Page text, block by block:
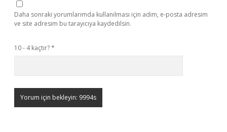
Daha sonraki yorumlarımda kullanılması için adım, e-posta adresim
ve site adresim bu tarayıcıya kaydedilsin.
10 - 4 kaçtır?*